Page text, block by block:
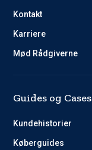
Kontakt
Karriere
Mød Rådgiverne
Guides og Cases
Kundehistorier
Køberguides